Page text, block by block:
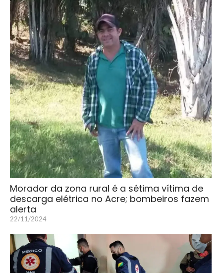
Morador da zona rural é a sétima vítima de
descarga elétrica no Acre; bombeiros fazem
alerta
22/11/2024